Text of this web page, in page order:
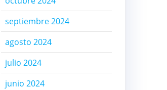
septiembre 2024
agosto 2024
julio 2024
junio 2024